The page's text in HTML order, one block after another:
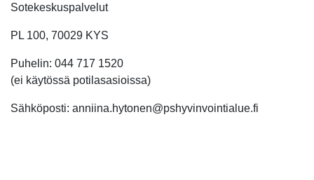
Sotekeskuspalvelut
PL 100, 70029 KYS
Puhelin: 044 717 1520
(ei käytössä potilasasioissa)
Sähköposti: anniina.hytonen@pshyvinvointialue.fi